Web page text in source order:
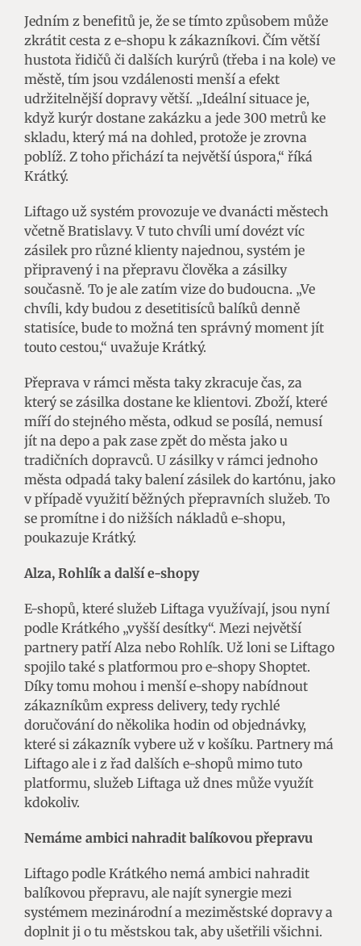
Jedním z benefitů je, že se tímto způsobem může
zkrátit cesta z e-shopu k zákazníkovi. Čím větší
hustota řidičů či dalších kurýrů (třeba i na kole) ve
městě, tím jsou vzdálenosti menší a efekt
udržitelnější dopravy větší. „Ideální situace je,
když kurýr dostane zakázku a jede 300 metrů ke
skladu, který má na dohled, protože je zrovna
poblíž. Z toho přichází ta největší úspora,“ říká
Krátký.
Liftago už systém provozuje ve dvanácti městech
včetně Bratislavy. V tuto chvíli umí dovézt víc
zásilek pro různé klienty najednou, systém je
připravený i na přepravu člověka a zásilky
současně. To je ale zatím vize do budoucna. „Ve
chvíli, kdy budou z desetitisíců balíků denně
statisíce, bude to možná ten správný moment jít
touto cestou,“ uvažuje Krátký.
Přeprava v rámci města taky zkracuje čas, za
který se zásilka dostane ke klientovi. Zboží, které
míří do stejného města, odkud se posílá, nemusí
jít na depo a pak zase zpět do města jako u
tradičních dopravců. U zásilky v rámci jednoho
města odpadá taky balení zásilek do kartónu, jako
v případě využití běžných přepravních služeb. To
se promítne i do nižších nákladů e-shopu,
poukazuje Krátký.
Alza, Rohlík a další e-shopy
E-shopů, které služeb Liftaga využívají, jsou nyní
podle Krátkého „vyšší desítky“. Mezi největší
partnery patří Alza nebo Rohlík. Už loni se Liftago
spojilo také s platformou pro e-shopy Shoptet.
Díky tomu mohou i menší e-shopy nabídnout
zákazníkům express delivery, tedy rychlé
doručování do několika hodin od objednávky,
které si zákazník vybere už v košíku. Partnery má
Liftago ale i z řad dalších e-shopů mimo tuto
platformu, služeb Liftaga už dnes může využít
kdokoliv.
Nemáme ambici nahradit balíkovou přepravu
Liftago podle Krátkého nemá ambici nahradit
balíkovou přepravu, ale najít synergie mezi
systémem mezinárodní a meziměstské dopravy a
doplnit ji o tu městskou tak, aby ušetřili všichni.